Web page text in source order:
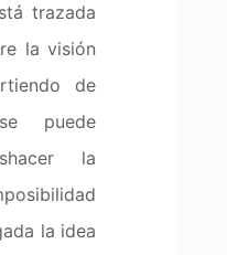
trazada
la visión
de
puede
la
la idea